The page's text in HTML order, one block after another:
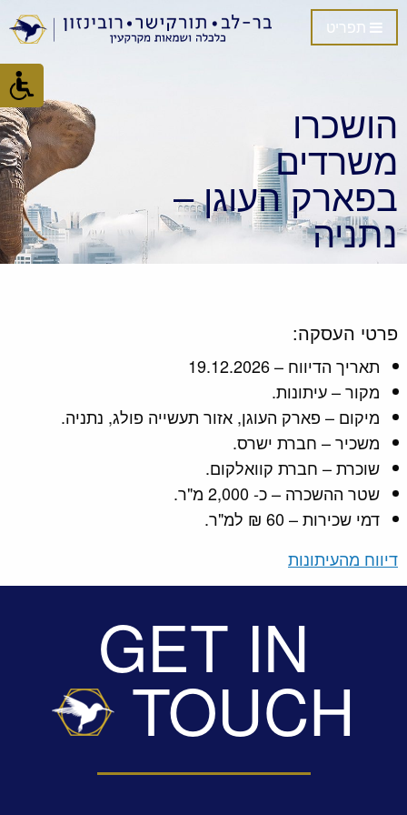
הושכרו
משרדים
בפארק העוגן –
נתניה
פרטי העסקה:
תאריך הדיווח – 19.12.2026
מקור – עיתונות.
מיקום – פארק העוגן, אזור תעשייה פולג, נתניה.
משכיר – חברת ישרס.
שוכרת – חברת קוואלקום.
שטר ההשכרה – כ- 2,000 מ"ר.
דמי שכירות – 60 ₪ למ"ר.
דיווח מהעיתונות
GET IN
TOUCH